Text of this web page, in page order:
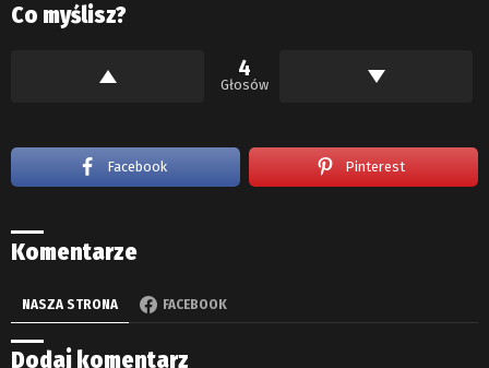
Co myślisz?
4
Głosów
Facebook Pinterest
Komentarze
NASZA STRONA FACEBOOK
Dodaj komentarz